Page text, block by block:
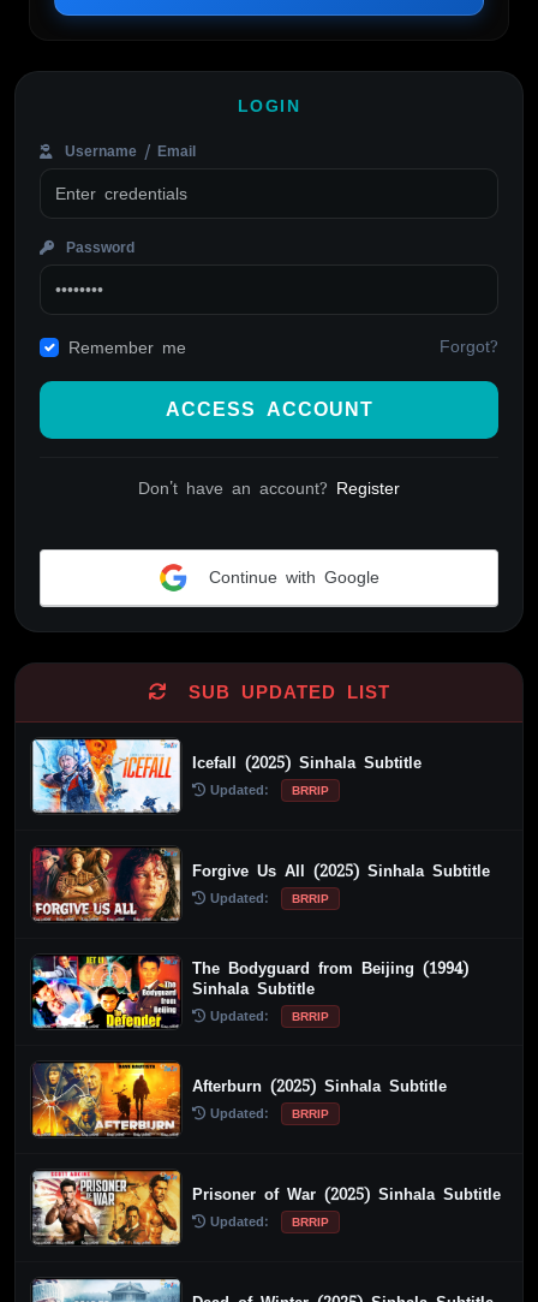
LOGIN
Username / Email
Password
Remember me Forgot?
ACCESS ACCOUNT
Don't have an account? Register
Continue with Google
SUB UPDATED LIST
Icefall (2025) Sinhala Subtitle
Updated: BRRIP
Forgive Us All (2025) Sinhala Subtitle
Updated: BRRIP
The Bodyguard from Beijing (1994)
Sinhala Subtitle
Updated: BRRIP
Afterburn (2025) Sinhala Subtitle
Updated: BRRIP
Prisoner of War (2025) Sinhala Subtitle
Updated: BRRIP